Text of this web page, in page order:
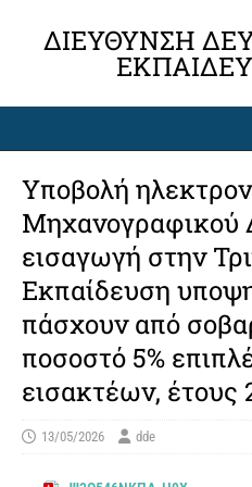
ΔΙΕΎΘΥΝΣΗ
Υποβολή
Μηχανογραφικού
εισαγωγή στην
Εκπαίδευση
πάσχουν από
ποσοστό 5%
εισακτέων, έτους
13/05/2026 dde